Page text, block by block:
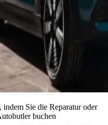
indem Sie die Reparatur oder
buchen